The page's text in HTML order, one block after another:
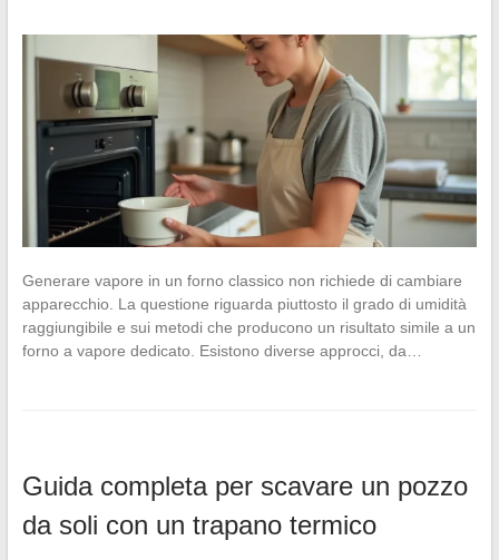
Generare vapore in un forno classico non richiede di cambiare
apparecchio. La questione riguarda piuttosto il grado di umidità
raggiungibile e sui metodi che producono un risultato simile a un
forno a vapore dedicato. Esistono diverse approcci, da…
Guida completa per scavare un pozzo
da soli con un trapano termico